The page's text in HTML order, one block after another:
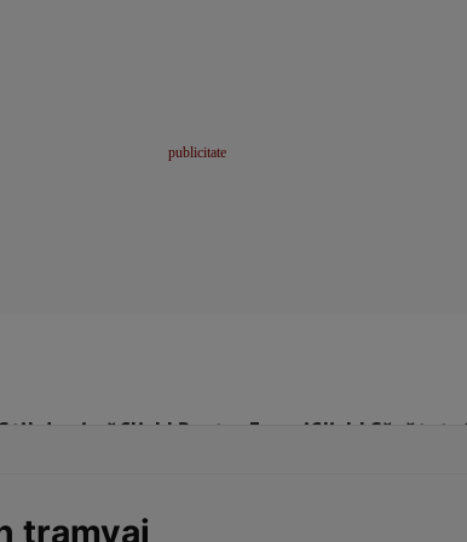
Stil de viațăClick! Pentru FemeiClick! Sănătate
tramvai